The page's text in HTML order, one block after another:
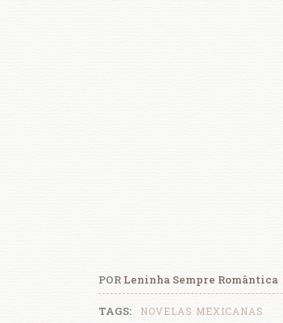
POR Leninha Sempre Romântica
TAGS: NOVELAS MEXICANAS